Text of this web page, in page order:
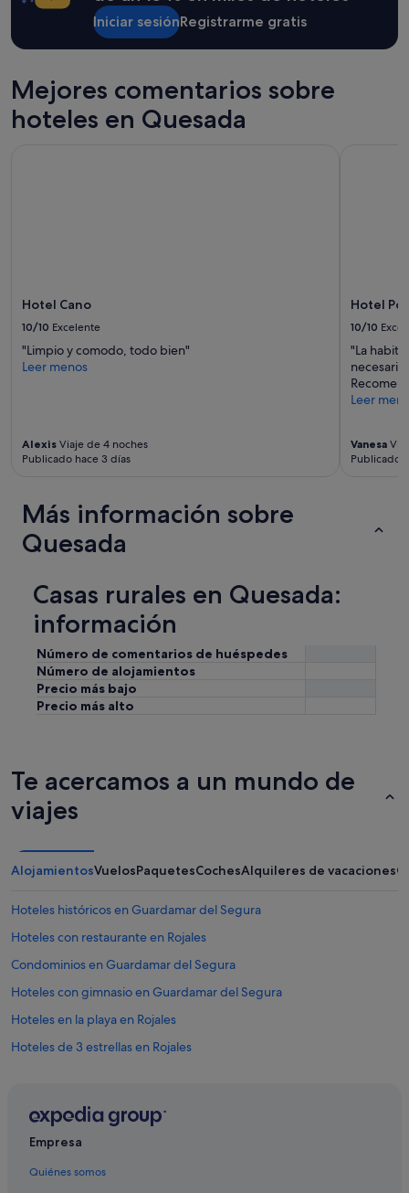
n
d
t
o
estancia
1 noche
Los
precios
y
condiciones
adicionales.
Iniciar sesiónRegistrarme gratis
Mejores comentarios sobre
hoteles en Quesada
Hotel Cano
10/10 Excelente
"Limpio y comodo, todo bien"
Leer menos
Alexis Viaje de 4 noches
Publicado hace 3 días
Hotel
10/10
"La
Leer
Vanesa
Publicado
Más información sobre
Quesada
Casas rurales en Quesada:
información
Número de comentarios de huéspedes
Número de alojamientos
Precio más bajo
Precio más alto
Te acercamos a un mundo de
viajes
AlojamientosVuelosPaquetesCochesAlquileres de vacaciones
Hoteles históricos en Guardamar del Segura
Hoteles con restaurante en Rojales
Condominios en Guardamar del Segura
Hoteles con gimnasio en Guardamar del Segura
Hoteles en la playa en Rojales
Hoteles de 3 estrellas en Rojales
Albergues en Quesada
Empresa
Quiénes somos